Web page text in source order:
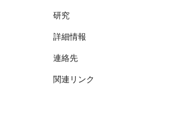
研究
詳細情報
連絡先
関連リンク